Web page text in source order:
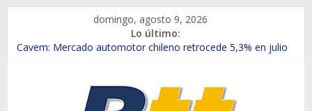
contenido
domingo, agosto 9, 2026
Lo último:
Chile es el primer mercado internacional en lanzar la nueva
Salfa suma vehículos electrificados de Chevrolet en el Biobío
Samex amplía su red con nuevas sucursales en Rancagua y